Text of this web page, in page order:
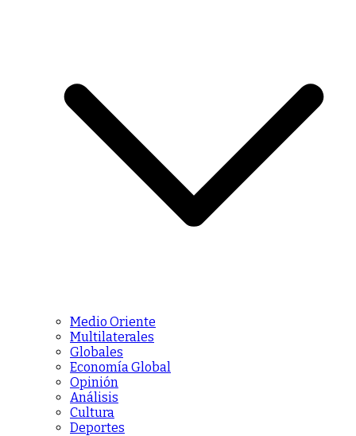
Medio Oriente
Multilaterales
Globales
Economía Global
Opinión
Análisis
Cultura
Deportes